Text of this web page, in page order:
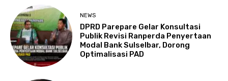
NEWS
DPRD Parepare Gelar Konsultasi
Publik Revisi Ranperda Penyertaan
Modal Bank Sulselbar, Dorong
Optimalisasi PAD